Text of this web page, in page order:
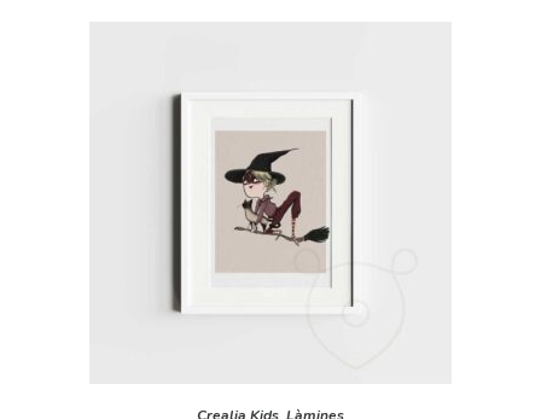
AFEGEIX A LA CISTELLA